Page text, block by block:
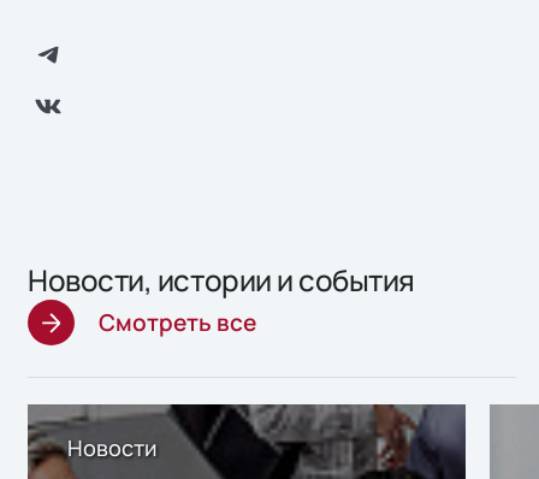
Новости, истории и события
Смотреть все
Новости